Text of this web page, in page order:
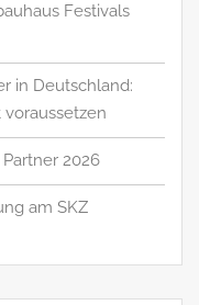
Festivals
in Deutschland:
Partner 2026
am SKZ